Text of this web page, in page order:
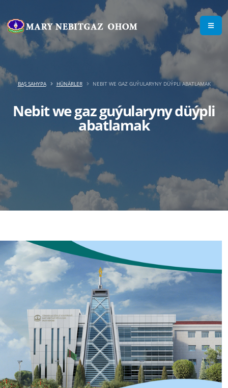
Nebit we gaz guýularyny düýpli
abatlamak
BAŞ SAHYPA HÜNÄRLER NEBIT WE GAZ GUÝULARYNY DÜÝPLI ABATLAMAK